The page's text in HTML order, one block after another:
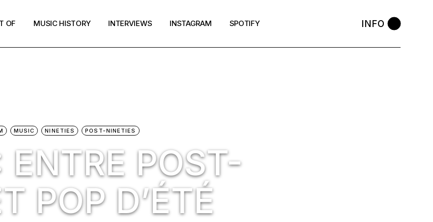
OF MUSIC HISTORY INTERVIEWS INSTAGRAM SPOTIFY INFO
MUSIC NINETIES POST-NINETIES
POST-
POP D’ÉTÉ